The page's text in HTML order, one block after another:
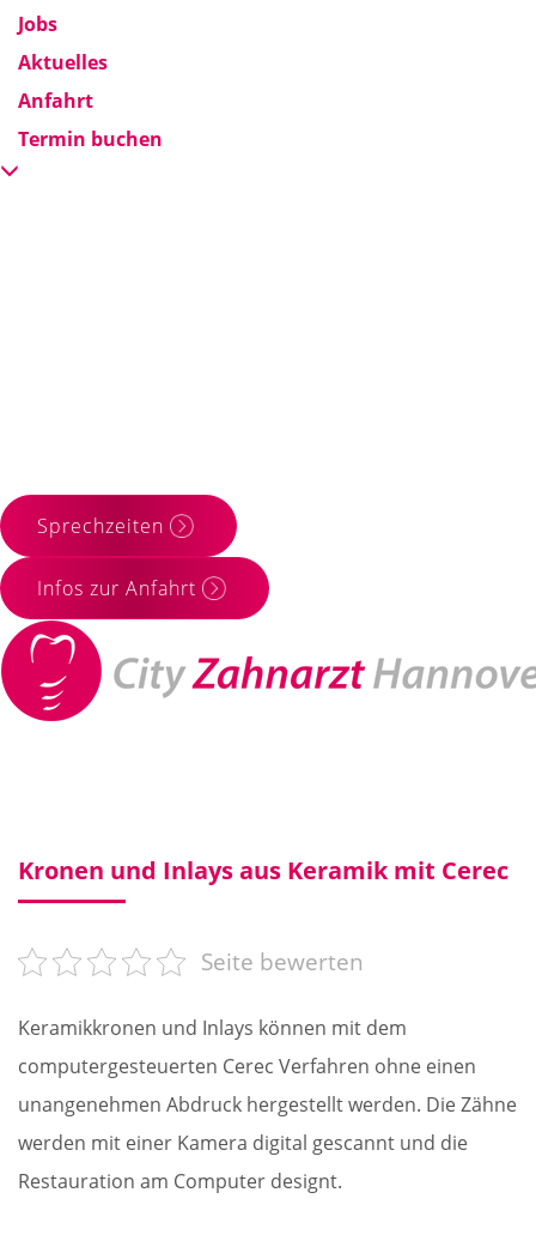
Jobs
Aktuelles
Anfahrt
Termin buchen
Sprechzeiten
Infos zur Anfahrt
Kronen und Inlays aus Keramik mit Cerec
Seite bewerten
Keramikkronen und Inlays können mit dem
computergesteuerten Cerec Verfahren ohne einen
unangenehmen Abdruck hergestellt werden. Die Zähne
werden mit einer Kamera digital gescannt und die
Restauration am Computer designt.